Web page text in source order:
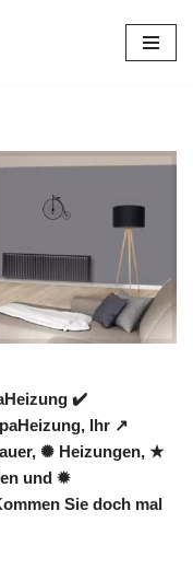
✔️
Ihr ↗️
✺ Heizungen, ★
und ✹
Sie doch mal